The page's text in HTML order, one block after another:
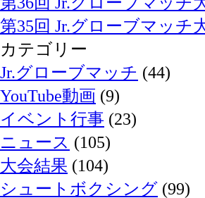
第35回 Jr.グローブマッチ
カテゴリー
Jr.グローブマッチ (44)
YouTube動画 (9)
イベント行事 (23)
ニュース (105)
大会結果 (104)
シュートボクシング (99)